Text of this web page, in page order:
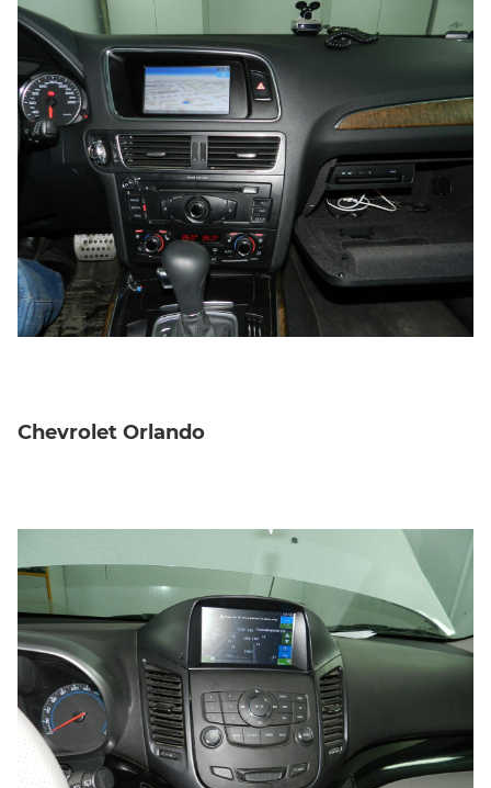
Chevrolet Orlando